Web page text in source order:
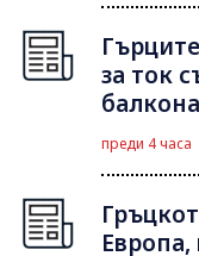
за ток
балкона
преди 4 часа